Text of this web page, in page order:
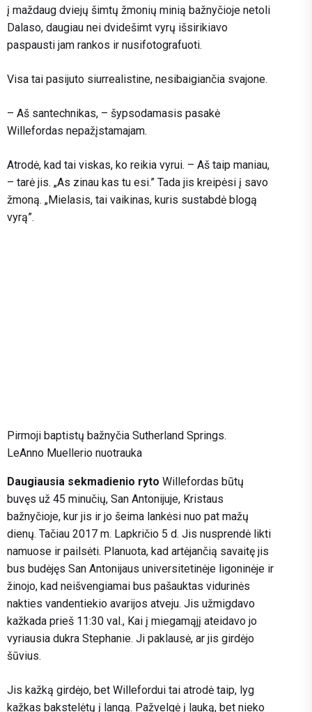
į maždaug dviejų šimtų žmonių minią bažnyčioje netoli
Dalaso, daugiau nei dvidešimt vyrų išsirikiavo
paspausti jam rankos ir nusifotografuoti.
Visa tai pasijuto siurrealistine, nesibaigiančia svajone.
– Aš santechnikas, – šypsodamasis pasakė
Willefordas nepažįstamajam.
Atrodė, kad tai viskas, ko reikia vyrui. – Aš taip maniau,
– tarė jis. „As zinau kas tu esi.” Tada jis kreipėsi į savo
žmoną. „Mielasis, tai vaikinas, kuris sustabdė blogą
vyrą”.
Pirmoji baptistų bažnyčia Sutherland Springs.
LeAnno Muellerio nuotrauka
Daugiausia sekmadienio ryto Willefordas būtų
buvęs už 45 minučių, San Antonijuje, Kristaus
bažnyčioje, kur jis ir jo šeima lankėsi nuo pat mažų
dienų. Tačiau 2017 m. Lapkričio 5 d. Jis nusprendė likti
namuose ir pailsėti. Planuota, kad artėjančią savaitę jis
bus budėjęs San Antonijaus universitetinėje ligoninėje ir
žinojo, kad neišvengiamai bus pašauktas vidurinės
nakties vandentiekio avarijos atveju. Jis užmigdavo
kažkada prieš 11:30 val., Kai į miegamąjį ateidavo jo
vyriausia dukra Stephanie. Ji paklausė, ar jis girdėjo
šūvius.
Jis kažką girdėjo, bet Willefordui tai atrodė taip, lyg
kažkas bakstelėtų į langą. Pažvelgė į lauką, bet nieko